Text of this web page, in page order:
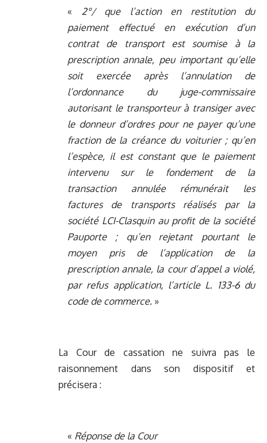
« 2°/ que l’action en restitution du
paiement effectué en exécution d’un
contrat de transport est soumise à la
prescription annale, peu important qu’elle
soit exercée après l’annulation de
l’ordonnance du juge-commissaire
autorisant le transporteur à transiger avec
le donneur d’ordres pour ne payer qu’une
fraction de la créance du voiturier ; qu’en
l’espèce, il est constant que le paiement
intervenu sur le fondement de la
transaction annulée rémunérait les
factures de transports réalisés par la
société LCI-Clasquin au profit de la société
Pauporte ; qu’en rejetant pourtant le
moyen pris de l’application de la
prescription annale, la cour d’appel a violé,
par refus application, l’article L. 133-6 du
code de commerce. »
La Cour de cassation ne suivra pas le
raisonnement dans son dispositif et
précisera :
« Réponse de la Cour